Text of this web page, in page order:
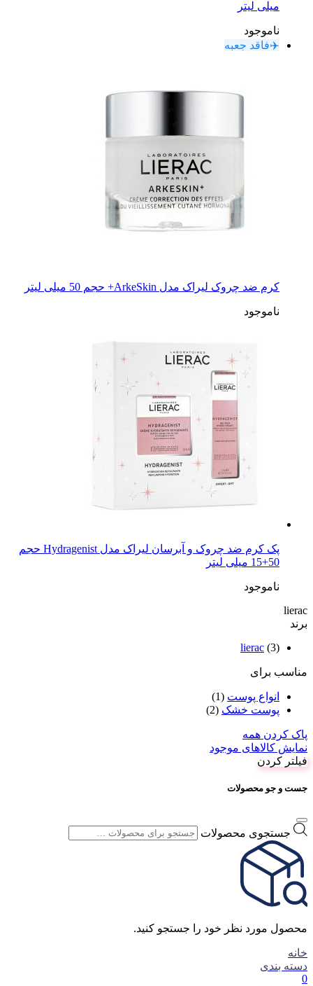
میلی لیتر
ناموجود
✈️فاقد جعبه
کرم ضد چروک لیراک مدل ArkeSkin+ حجم 50 میلی لیتر
ناموجود
پک کرم ضد چروک و آبرسان لیراک مدل Hydragenist حجم
50+15 میلی لیتر
ناموجود
lierac
برند
lierac (3)
مناسب برای
انواع پوست (1)
پوست خشک (2)
پاک کردن همه
نمایش کالاهای موجود
فیلتر کردن
جست و جو محصولات
جستجوی محصولات
محصول مورد نظر خود را جستجو کنید.
خانه
دسته بندی
0